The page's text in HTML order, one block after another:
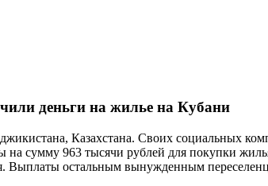
деньги на жилье на Кубани
Казахстана. Своих социальных
на сумму 963 тысячи рублей для покупки
Выплаты остальным вынужденным